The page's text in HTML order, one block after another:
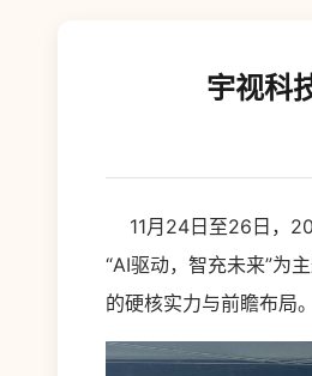
宇视科
11月24日至26日，
“AI驱动，智充未来”为
的硬核实力与前瞻布局。